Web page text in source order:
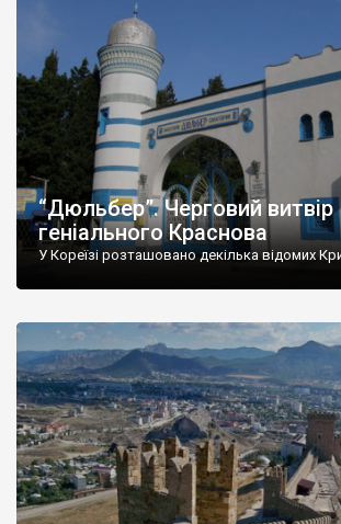
“Дюльбер”. Черговий витвір
геніального Краснова
У Кореїзі розташовано декілька відомих